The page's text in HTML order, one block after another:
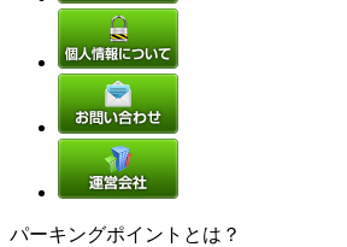
パーキングポイントとは？